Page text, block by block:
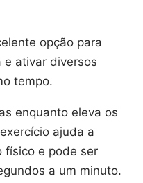
opção para
e ativar diversos
tempo.
enquanto eleva os
ajuda a
físico e pode ser
a um minuto.